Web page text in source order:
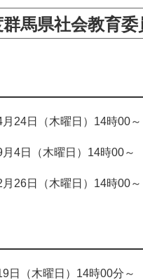
馬県社会教育
24日（木曜日）14時00
4日（木曜日）14時00～
26日（木曜日）14時00
日（木曜日）14時00分～